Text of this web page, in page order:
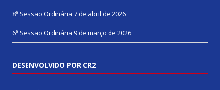
8ª Sessão Ordinária 7 de abril de 2026
6ª Sessão Ordinária 9 de março de 2026
DESENVOLVIDO POR CR2